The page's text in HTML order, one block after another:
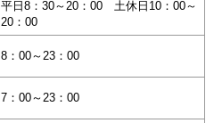
平日8：30～20：00 土休日10：00～
20：00
8：00～23：00
7：00～23：00